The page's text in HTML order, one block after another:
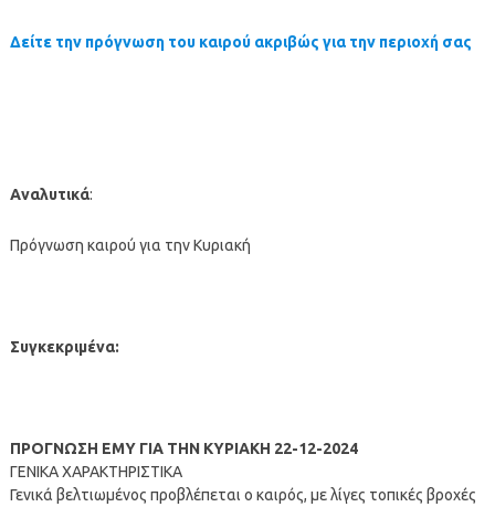
Δείτε την πρόγνωση του καιρού ακριβώς για την περιοχή σας
Αναλυτικά:
Πρόγνωση καιρού για την Κυριακή
Συγκεκριμένα:
ΠΡΟΓΝΩΣΗ ΕΜΥ ΓΙΑ ΤΗΝ ΚΥΡΙΑΚΗ 22-12-2024
ΓΕΝΙΚΑ ΧΑΡΑΚΤΗΡΙΣΤΙΚΑ
Γενικά βελτιωμένος προβλέπεται ο καιρός, με λίγες τοπικές βροχές